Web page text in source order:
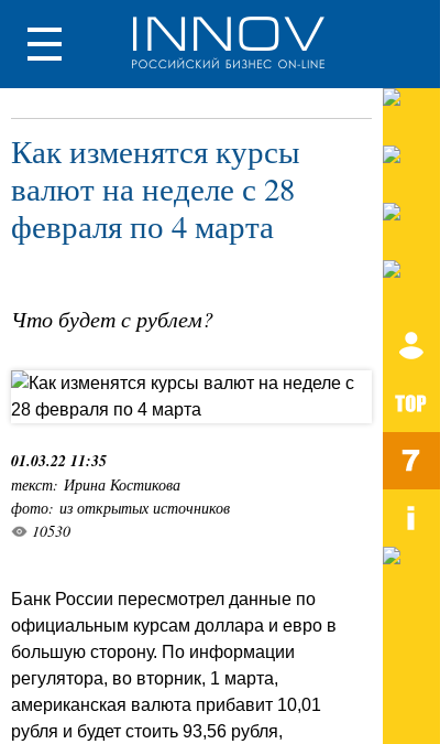
Как изменятся курсы
валют на неделе с 28
февраля по 4 марта
Что будет с рублем?
01.03.22 11:35
текст: Ирина Костикова
фото: из открытых источников
10530
Банк России пересмотрел данные по
официальным курсам доллара и евро в
большую сторону. По информации
регулятора, во вторник, 1 марта,
американская валюта прибавит 10,01
рубля и будет стоить 93,56 рубля,